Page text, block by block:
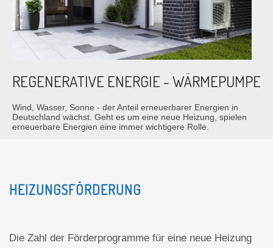
REGENERATIVE ENERGIE - WÄRMEPUMPE
Wind, Wasser, Sonne - der Anteil erneuerbarer Energien in
Deutschland wächst. Geht es um eine neue Heizung, spielen
erneuerbare Energien eine immer wichtigere Rolle.
HEIZUNGSFÖRDERUNG
Die Zahl der Förderprogramme für eine neue Heizung